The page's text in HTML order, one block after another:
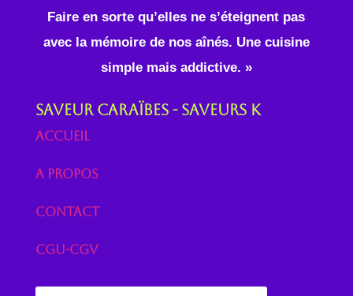
Faire en sorte qu’elles ne s’éteignent pas
avec la mémoire de nos aînés. Une cuisine
simple mais addictive. »
Saveur Caraïbes - Saveurs K
Accueil
A propos
Contact
CGU-CGV